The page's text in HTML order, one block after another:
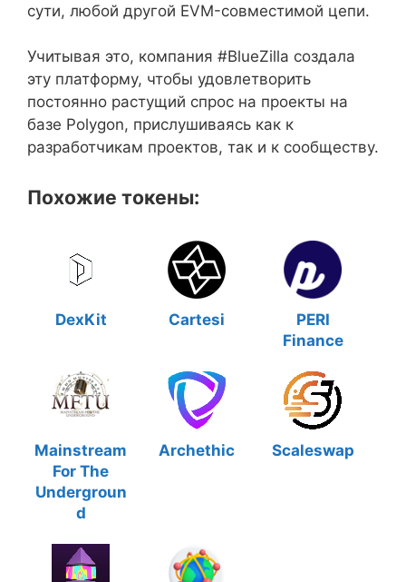
сути, любой другой EVM-совместимой цепи.
Учитывая это, компания #BlueZilla создала
эту платформу, чтобы удовлетворить
постоянно растущий спрос на проекты на
базе Polygon, прислушиваясь как к
разработчикам проектов, так и к сообществу.
Похожие токены:
DexKit Cartesi
PERI
Finance
Mainstream
For The
Undergroun
d
Archethic Scaleswap